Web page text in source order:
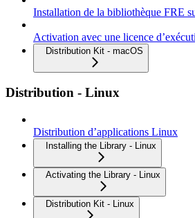
Installation de la bibliothèque FRE
Activation avec une licence
Distribution Kit - macOS
Distribution - Linux
Distribution d’applications Linux
Installing the Library - Linux
Activating the Library - Linux
Distribution Kit - Linux